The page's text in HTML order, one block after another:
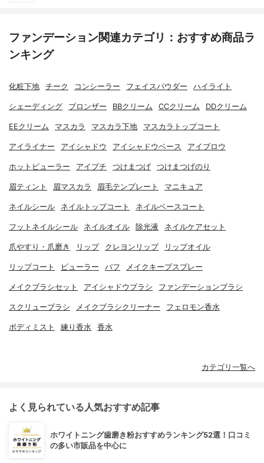
ファンデーション関連カテゴリ：おすすめ商品ラ
ンキング
化粧下地 チーク コンシーラー フェイスパウダー ハイライト
シェーディング ブロンザー BBクリーム CCクリーム DDクリーム
EEクリーム マスカラ マスカラ下地 マスカラトップコート
アイライナー アイシャドウ アイシャドウベース アイブロウ
ホットビューラー アイプチ つけまつげ つけまつげのり
眉ティント 眉マスカラ 眉毛テンプレート マニキュア
ネイルシール ネイルトップコート ネイルベースコート
フットネイルシール ネイルオイル 除光液 ネイルケアセット
爪やすり・爪磨き リップ クレヨンリップ リップオイル
リップコート ビューラー パフ メイクキープスプレー
メイクブラシセット アイシャドウブラシ ファンデーションブラシ
スクリューブラシ メイクブラシクリーナー フェロモン香水
ボディミスト 練り香水 香水
カテゴリ一覧へ
よく見られている人気おすすめ記事
ホワイトニング歯磨き粉おすすめランキング52選！口コミ
の多い市販品を中心に